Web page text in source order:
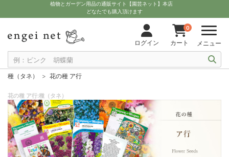
植物とガーデン用品の通販サイト【園芸ネット】本店
どなたでも購入頂けます
ログイン
0
カート メニュー
種（タネ） 花の種 ア行
花の種 ア行:種（タネ）